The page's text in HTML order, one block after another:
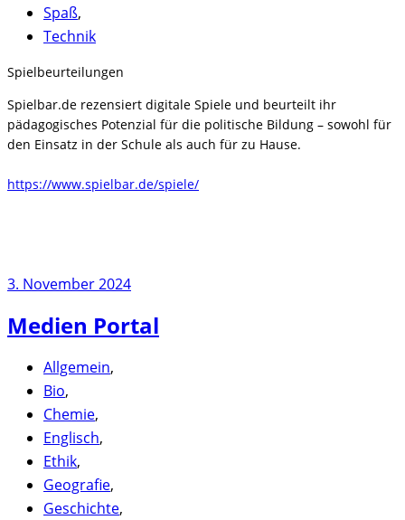
Spaß,
Technik
Spielbeurteilungen
Spielbar.de rezensiert digitale Spiele und beurteilt ihr
pädagogisches Potenzial für die politische Bildung – sowohl für
den Einsatz in der Schule als auch für zu Hause.
https://www.spielbar.de/spiele/
3. November 2024
Medien Portal
Allgemein,
Bio,
Chemie,
Englisch,
Ethik,
Geografie,
Geschichte,